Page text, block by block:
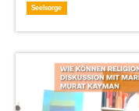
Seelsorge